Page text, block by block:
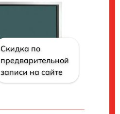
Скидка по
предварительной
записи на сайте